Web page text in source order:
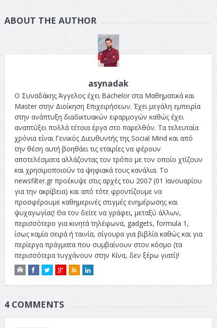
ABOUT THE AUTHOR
asynadak
Ο Συναδάκης Άγγελος έχει Bachelor στα Μαθηματικά και
Master στην Διοίκηση Επιχειρήσεων. Έχει μεγάλη εμπειρία
στην ανάπτυξη διαδικτυακών εφαρμογών καθώς έχει
αναπτύξει πολλά τέτοια έργα στο παρελθόν. Τα τελευταία
χρόνια είναι Γενικός Διευθυντής της Social Mind και από
την θέση αυτή βοηθάει τις εταιρίες να φέρουν
αποτελέσματα αλλάζοντας τον τρόπο με τον οποίο χτίζουν
και χρησιμοποιούν τα ψηφιακά τους κανάλια. Το
newsfilter.gr προέκυψε στις αρχές του 2007 (01 Ιανουαρίου
για την ακρίβεια) και από τότε φροντίζουμε να
προσφέρουμε καθημερινές στιγμές ενημέρωσης και
ψυχαγωγίας! Θα τον δείτε να γράφει, μεταξύ άλλων,
περισσότερο για κινητά τηλέφωνα, gadgets, formula 1,
ίσως καμία σειρά ή ταινία, σίγουρα για βιβλία καθώς και για
περίεργα πράγματα που συμβαίνουν στον κόσμο (τα
περισσότερα τυγχάνουν στην Κίνα, δεν ξέρω γιατί)!
4 COMMENTS